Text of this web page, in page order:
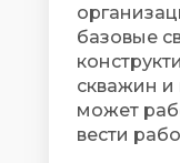
базовые
скважин и
может
вести